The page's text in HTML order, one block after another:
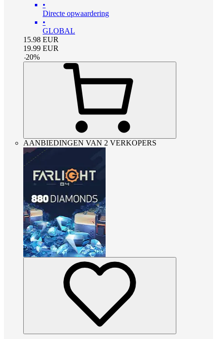
•
Directe opwaardering
•
GLOBAL
15.98 EUR
19.99 EUR
-20%
AANBIEDINGEN VAN 2 VERKOPERS